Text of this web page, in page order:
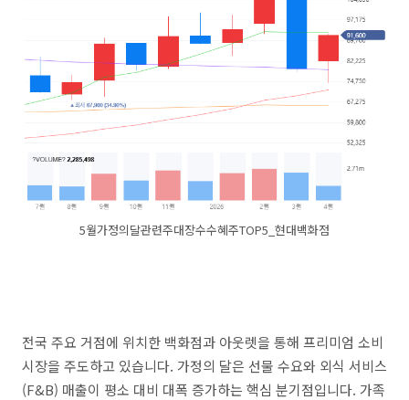
5월가정의달관련주대장수수혜주TOP5_현대백화점
전국 주요 거점에 위치한 백화점과 아웃렛을 통해 프리미엄 소비
시장을 주도하고 있습니다. 가정의 달은 선물 수요와 외식 서비스
(F&B) 매출이 평소 대비 대폭 증가하는 핵심 분기점입니다. 가족